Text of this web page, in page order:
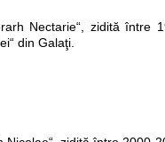
Nectarie“, zidită între
din Galaţi.